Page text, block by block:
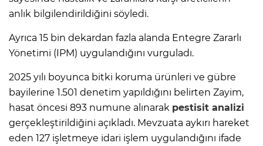
anlık bilgilendirildiğini söyledi.
Ayrıca 15 bin dekardan fazla alanda Entegre Zararlı
Yönetimi (IPM) uygulandığını vurguladı.
2025 yılı boyunca bitki koruma ürünleri ve gübre
bayilerine 1.501 denetim yapıldığını belirten Zayim,
hasat öncesi 893 numune alınarak pestisit analizi
gerçekleştirildiğini açıkladı. Mevzuata aykırı hareket
eden 127 işletmeye idari işlem uygulandığını ifade